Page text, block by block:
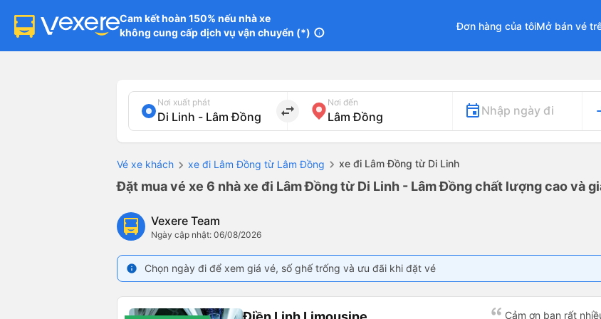
Cam kết hoàn 150% nếu nhà xe
không cung cấp dịch vụ vận chuyển (*) info
Đơn hàng của tôiMở bán vé
Nơi xuất phát
import_export
Nơi đến
Nhập ngày đi
Vé xe khách xe đi Lâm Đồng từ Lâm Đồng xe đi Lâm Đồng từ Di Linh
Đặt mua vé xe 6 nhà xe đi Lâm Đồng từ Di Linh - Lâm Đồng chất lượng cao và
Vexere Team
Ngày cập nhật: 06/08/2026
info Chọn ngày đi để xem giá vé, số ghế trống và ưu đãi khi đặt vé
Cảm ơn bạn rất